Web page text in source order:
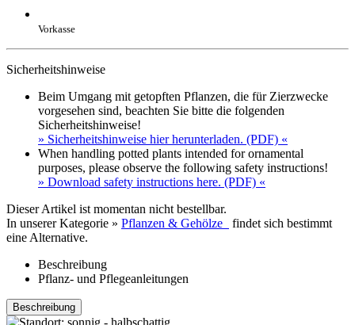
Vorkasse
Sicherheitshinweise
Beim Umgang mit getopften Pflanzen, die für Zierzwecke
vorgesehen sind, beachten Sie bitte die folgenden
Sicherheitshinweise!
» Sicherheitshinweise hier herunterladen. (PDF) «
When handling potted plants intended for ornamental
purposes, please observe the following safety instructions!
» Download safety instructions here. (PDF) «
Dieser Artikel ist momentan nicht bestellbar.
In unserer Kategorie » Pflanzen & Gehölze
findet sich bestimmt
eine Alternative.
Beschreibung
Pflanz- und Pflegeanleitungen
Beschreibung